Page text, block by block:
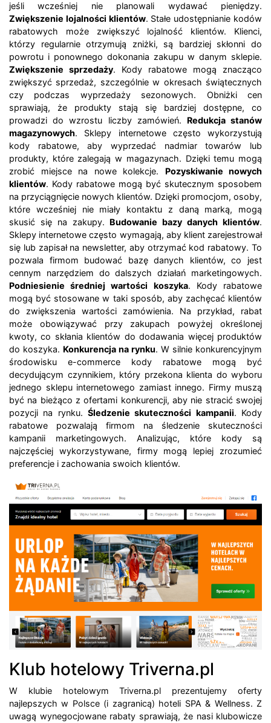
jeśli wcześniej nie planowali wydawać pieniędzy.
Zwiększenie lojalności klientów. Stałe udostępnianie kodów
rabatowych może zwiększyć lojalność klientów. Klienci,
którzy regularnie otrzymują zniżki, są bardziej skłonni do
powrotu i ponownego dokonania zakupu w danym sklepie.
Zwiększenie sprzedaży. Kody rabatowe mogą znacząco
zwiększyć sprzedaż, szczególnie w okresach świątecznych
czy podczas wyprzedaży sezonowych. Obniżki cen
sprawiają, że produkty stają się bardziej dostępne, co
prowadzi do wzrostu liczby zamówień. Redukcja stanów
magazynowych. Sklepy internetowe często wykorzystują
kody rabatowe, aby wyprzedać nadmiar towarów lub
produkty, które zalegają w magazynach. Dzięki temu mogą
zrobić miejsce na nowe kolekcje. Pozyskiwanie nowych
klientów. Kody rabatowe mogą być skutecznym sposobem
na przyciągnięcie nowych klientów. Dzięki promocjom, osoby,
które wcześniej nie miały kontaktu z daną marką, mogą
skusić się na zakupy. Budowanie bazy danych klientów.
Sklepy internetowe często wymagają, aby klient zarejestrował
się lub zapisał na newsletter, aby otrzymać kod rabatowy. To
pozwala firmom budować bazę danych klientów, co jest
cennym narzędziem do dalszych działań marketingowych.
Podniesienie średniej wartości koszyka. Kody rabatowe
mogą być stosowane w taki sposób, aby zachęcać klientów
do zwiększenia wartości zamówienia. Na przykład, rabat
może obowiązywać przy zakupach powyżej określonej
kwoty, co skłania klientów do dodawania więcej produktów
do koszyka. Konkurencja na rynku. W silnie konkurencyjnym
środowisku e-commerce kody rabatowe mogą być
decydującym czynnikiem, który przekona klienta do wyboru
jednego sklepu internetowego zamiast innego. Firmy muszą
być na bieżąco z ofertami konkurencji, aby nie stracić swojej
pozycji na rynku. Śledzenie skuteczności kampanii. Kody
rabatowe pozwalają firmom na śledzenie skuteczności
kampanii marketingowych. Analizując, które kody są
najczęściej wykorzystywane, firmy mogą lepiej zrozumieć
preferencje i zachowania swoich klientów.
Klub hotelowy Triverna.pl
W klubie hotelowym Triverna.pl prezentujemy oferty
najlepszych w Polsce (i zagranicą) hoteli SPA & Wellness. Z
uwagą wynegocjowane rabaty sprawiają, że nasi klubowicze